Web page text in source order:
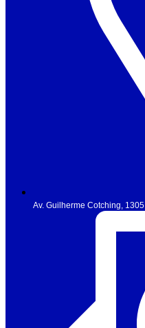
Av. Guilherme Cotching, 1305